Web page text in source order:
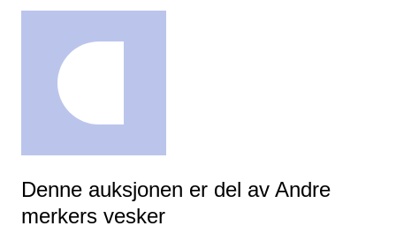
Denne auksjonen er del av Andre
merkers vesker